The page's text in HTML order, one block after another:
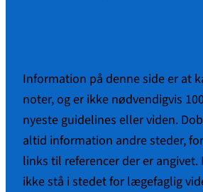
Information på denne side er at
noter, og er ikke nødvendigvis
nyeste guidelines eller viden.
altid information andre steder,
links til referencer der er
ikke stå i stedet for lægefaglig